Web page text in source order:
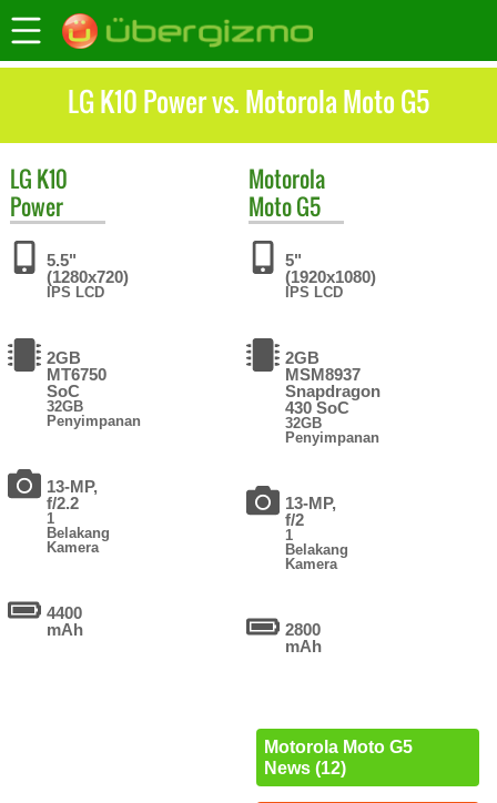
LG K10 Power vs. Motorola Moto G5
LG K10
Power
5.5"
(1280x720)
IPS LCD
2GB
MT6750
SoC
32GB
Penyimpanan
13-MP,
f/2.2
1
Belakang
Kamera
4400
mAh
Motorola
Moto G5
5"
(1920x1080)
IPS LCD
2GB
MSM8937
Snapdragon
430 SoC
32GB
Penyimpanan
13-MP,
f/2
1
Belakang
Kamera
2800
mAh
Motorola Moto G5
News (12)